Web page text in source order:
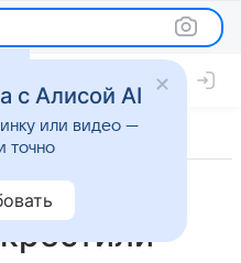
с Алисой AI
или видео —
точно